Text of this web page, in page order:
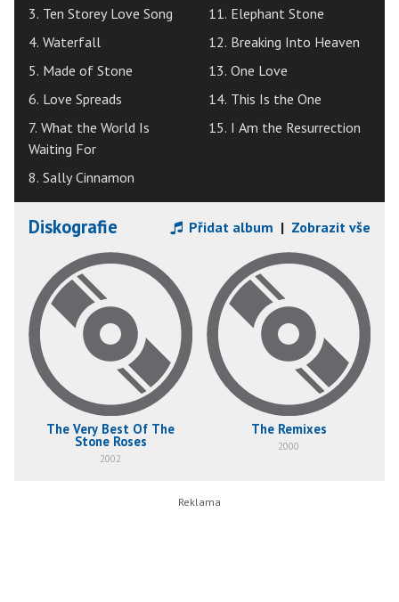
3. Ten Storey Love Song
4. Waterfall
5. Made of Stone
6. Love Spreads
7. What the World Is
Waiting For
8. Sally Cinnamon
11. Elephant Stone
12. Breaking Into Heaven
13. One Love
14. This Is the One
15. I Am the Resurrection
Diskografie Přidat album | Zobrazit vše
The Very Best Of The
Stone Roses
2002
The Remixes
2000